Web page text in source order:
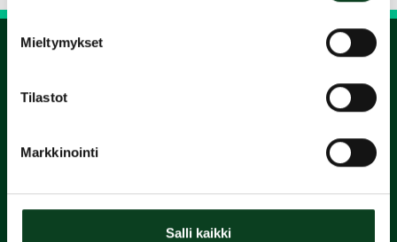
Mieltymykset
Tilastot
Markkinointi
Salli kaikki
1.